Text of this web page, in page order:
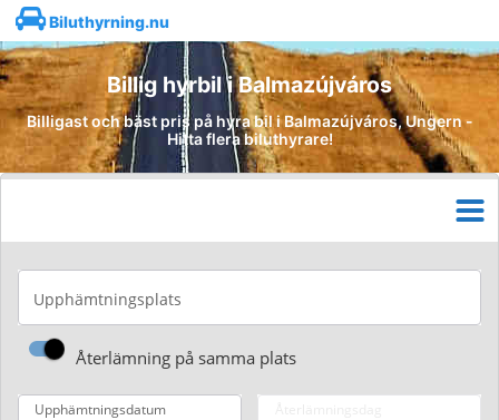
Biluthyrning.nu
Billig hyrbil i Balmazújváros
Billigast och bäst pris på hyra bil i Balmazújváros, Ungern -
Hitta flera biluthyrare!
Upphämtningsplats
Återlämning på samma plats
Upphämtningsdatum